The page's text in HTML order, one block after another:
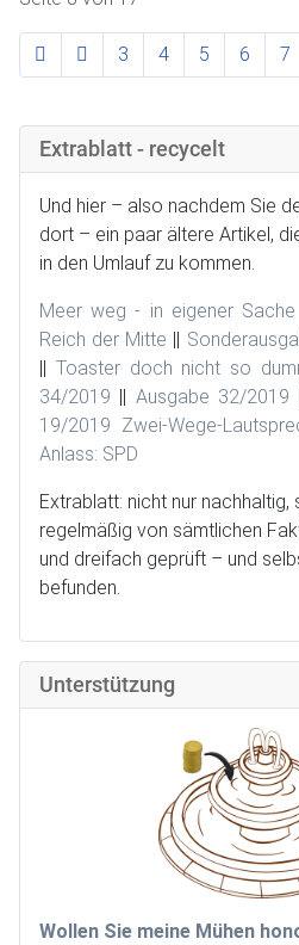
3 4 5 6 7
Extrablatt - recycelt
Und hier – also nachdem Sie
dort – ein paar ältere Artikel,
in den Umlauf zu kommen.
Meer weg - in eigener Sache
Reich der Mitte ||
|| Toaster doch nicht so
34/2019 || Ausgabe 32/2019
19/2019 Zwei-Wege-
Anlass: SPD
Extrablatt: nicht nur nachhaltig,
regelmäßig von sämtlichen
und dreifach geprüft – und
befunden.
Unterstützung
Wollen Sie meine Mühen